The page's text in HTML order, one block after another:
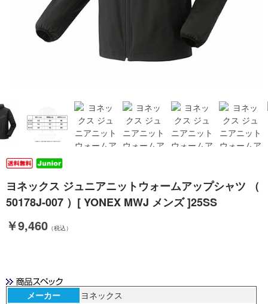
ヨネックス ジュニアニットウォームアップシャツ （
50178J-007 ）[ YONEX MWJ メンズ ]25SS
￥9,460 （税込）
メーカー
ヨネックス